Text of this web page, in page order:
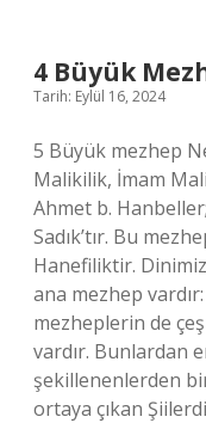
4 Büyük
Tarih: Eylül 16, 2024
5 Büyük mezhep
Malikilik, İmam
Ahmet b.
Sadık’tır. Bu
Hanefiliktir.
ana mezhep
mezheplerin de
vardır. Bunlardan
şekillenenlerden
ortaya çıkan